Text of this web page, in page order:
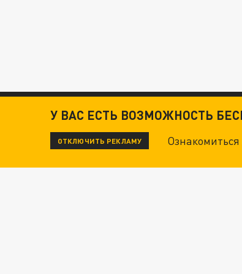
У ВАС ЕСТЬ ВОЗМОЖНОСТЬ
ОТКЛЮЧИТЬ РЕКЛАМУ